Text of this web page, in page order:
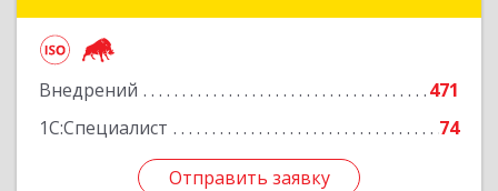
Внедрений
471
1С:Специалист
74
Отправить заявку
Подробнее
Отправить заявку